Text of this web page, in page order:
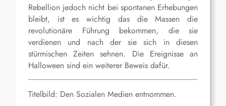
Rebellion jedoch nicht bei spontanen Erhebungen
bleibt, ist es wichtig das die Massen die
revolutionäre Führung bekommen, die sie
verdienen und nach der sie sich in diesen
stürmischen Zeiten sehnen. Die Ereignisse an
Halloween sind ein weiterer Beweis dafür.
Titelbild: Den Sozialen Medien entnommen.